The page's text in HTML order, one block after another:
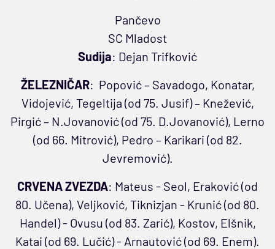
Pančevo
SC Mladost
Sudija: Dejan Trifković
ŽELEZNIČAR: Popović – Savadogo, Konatar,
Vidojević, Tegeltija (od 75. Jusif) – Knežević,
Pirgić – N.Jovanović (od 75. D.Jovanović), Lerno
(od 66. Mitrović), Pedro – Karikari (od 82.
Jevremović).
CRVENA ZVEZDA: Mateus - Seol, Eraković (od
80. Učena), Veljković, Tiknizjan - Krunić (od 80.
Handel) - Ovusu (od 83. Zarić), Kostov, Elšnik,
Katai (od 69. Lučić) - Arnautović (od 69. Enem).